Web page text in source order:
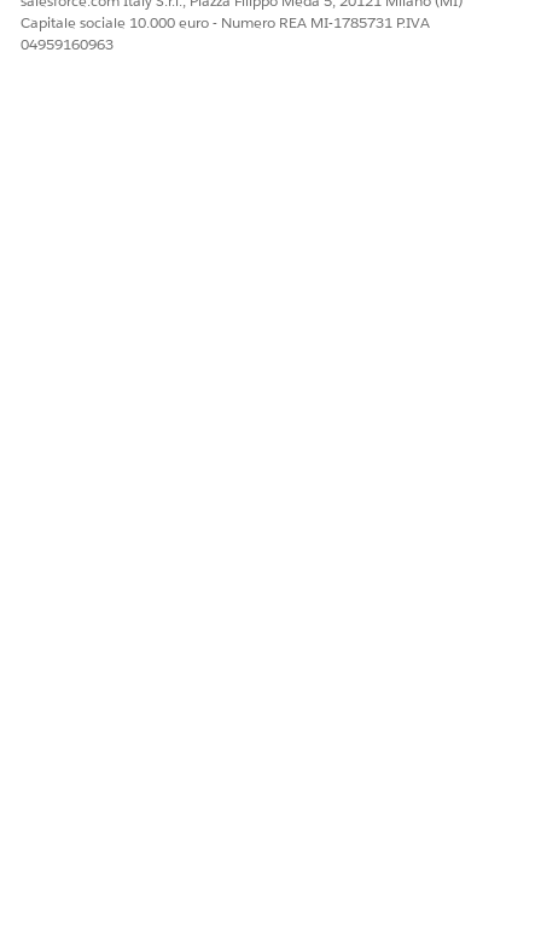
QUESTO ARTICOLO HA RISOLTO IL PROBLEMA?
Capitale sociale 10.000 euro - Numero REA MI-1785731 P.IVA
04959160963